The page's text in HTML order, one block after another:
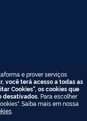
e prover serviços
você terá acesso a todas as
Cookies", os cookies que
desativados. Para escolher
Saiba mais em nossa
.